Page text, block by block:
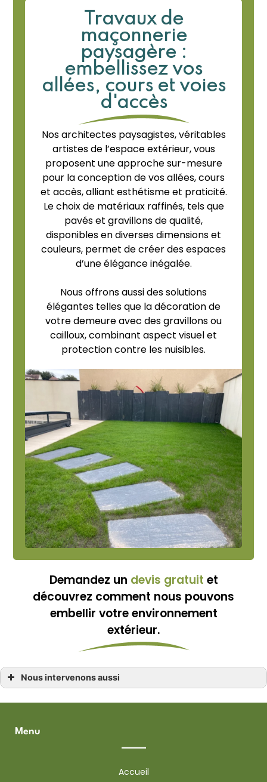
Travaux de
maçonnerie
paysagère :
embellissez vos
allées, cours et voies
d'accès
Nos architectes paysagistes, véritables
artistes de l’espace extérieur, vous
proposent une approche sur-mesure
pour la conception de vos allées, cours
et accès, alliant esthétisme et praticité.
Le choix de matériaux raffinés, tels que
pavés et gravillons de qualité,
disponibles en diverses dimensions et
couleurs, permet de créer des espaces
d’une élégance inégalée.
Nous offrons aussi des solutions
élégantes telles que la décoration de
votre demeure avec des gravillons ou
cailloux, combinant aspect visuel et
protection contre les nuisibles.
Demandez un devis gratuit et
découvrez comment nous pouvons
embellir votre environnement
extérieur.
Nous intervenons aussi
Paysagiste Bréhal
Paysagiste Avranches
Paysagiste Granville
Menu
Accueil